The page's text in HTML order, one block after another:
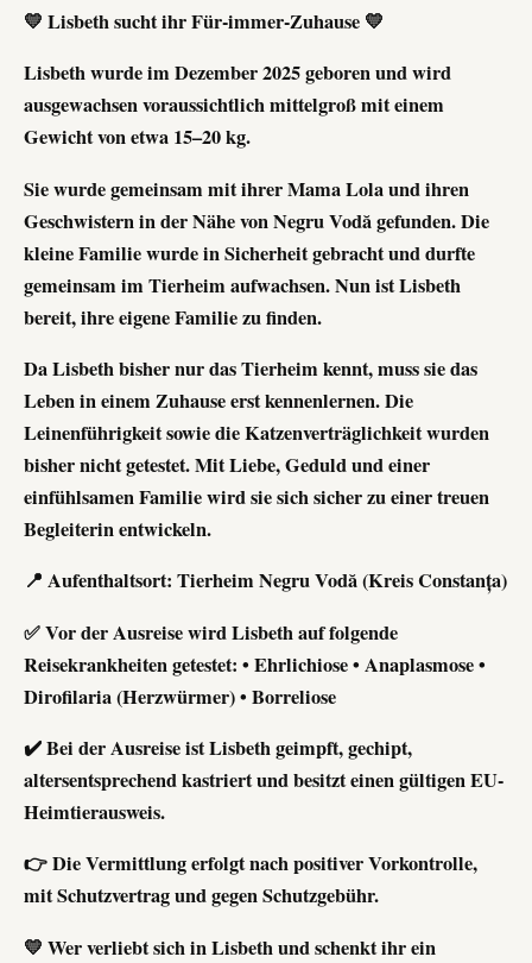
💛 Lisbeth sucht ihr Für-immer-Zuhause 💛
Lisbeth wurde im Dezember 2025 geboren und wird
ausgewachsen voraussichtlich mittelgroß mit einem
Gewicht von etwa 15–20 kg.
Sie wurde gemeinsam mit ihrer Mama Lola und ihren
Geschwistern in der Nähe von Negru Vodă gefunden. Die
kleine Familie wurde in Sicherheit gebracht und durfte
gemeinsam im Tierheim aufwachsen. Nun ist Lisbeth
bereit, ihre eigene Familie zu finden.
Da Lisbeth bisher nur das Tierheim kennt, muss sie das
Leben in einem Zuhause erst kennenlernen. Die
Leinenführigkeit sowie die Katzenverträglichkeit wurden
bisher nicht getestet. Mit Liebe, Geduld und einer
einfühlsamen Familie wird sie sich sicher zu einer treuen
Begleiterin entwickeln.
📍 Aufenthaltsort: Tierheim Negru Vodă (Kreis Constanța)
✅ Vor der Ausreise wird Lisbeth auf folgende
Reisekrankheiten getestet: • Ehrlichiose • Anaplasmose •
Dirofilaria (Herzwürmer) • Borreliose
✔️ Bei der Ausreise ist Lisbeth geimpft, gechipt,
altersentsprechend kastriert und besitzt einen gültigen EU-
Heimtierausweis.
👉 Die Vermittlung erfolgt nach positiver Vorkontrolle,
mit Schutzvertrag und gegen Schutzgebühr.
💛 Wer verliebt sich in Lisbeth und schenkt ihr ein